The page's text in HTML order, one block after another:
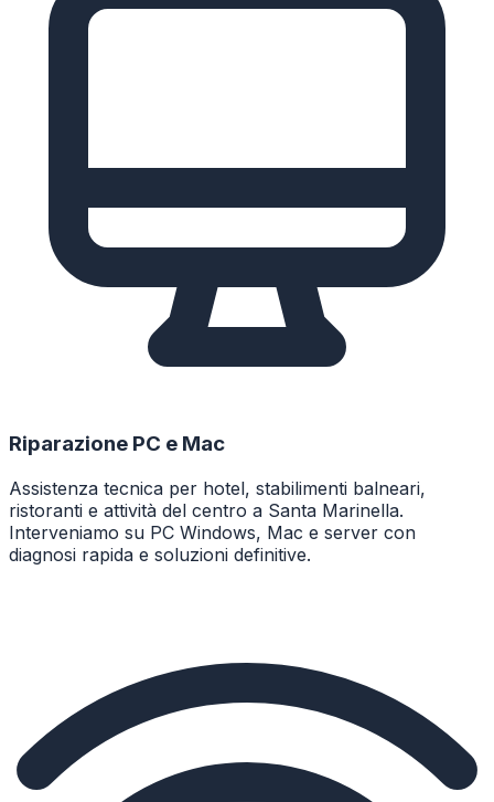
Riparazione PC e Mac
Assistenza tecnica per hotel, stabilimenti balneari,
ristoranti e attività del centro a Santa Marinella.
Interveniamo su PC Windows, Mac e server con
diagnosi rapida e soluzioni definitive.